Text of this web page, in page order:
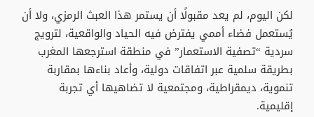
لكن اليوم، لم يعد مقبولًا أن يستمر هذا العبث الرمزي، ولا أن
يُستعمل فضاء أممي يفترض فيه الحياد والواقعية، لترويج
سردية “تصفية الاستعمار” في منطقة استرجعها المغرب
بطريقة سلمية عبر اتفاقات دولية، وأعاد بناءها بمقاربة
تنموية، ديمقراطية، ومجتمعية لا تضاهيها أي تجربة
إقليمية.